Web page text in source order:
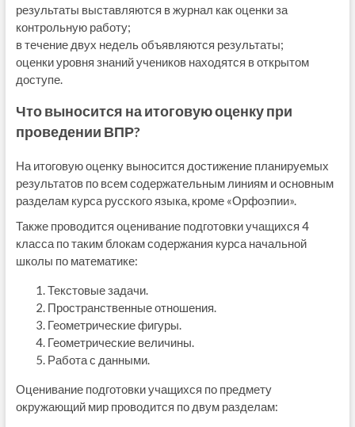
результаты выставляются в журнал как оценки за
контрольную работу;
в течение двух недель объявляются результаты;
оценки уровня знаний учеников находятся в открытом
доступе.
Что выносится на итоговую оценку при
проведении ВПР?
На итоговую оценку выносится достижение планируемых
результатов по всем содержательным линиям и основным
разделам курса русского языка, кроме «Орфоэпии».
Также проводится оценивание подготовки учащихся 4
класса по таким блокам содержания курса начальной
школы по математике:
Текстовые задачи.
Пространственные отношения.
Геометрические фигуры.
Геометрические величины.
Работа с данными.
Оценивание подготовки учащихся по предмету
окружающий мир проводится по двум разделам: